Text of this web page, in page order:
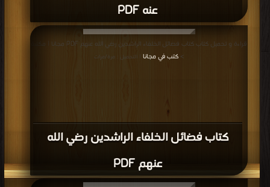
عنه PDF
كتاب فضائل الخلفاء الراشدين رضي الله
عنهم PDF
قراءة و تحميل كتاب كتاب فضائل الخلفاء الراشدين رضي الله عنهم PDF مجانا | مكتبة
>كتب في مجانا | التحميل : مرة/مرات